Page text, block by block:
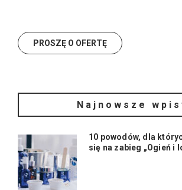
Najnowsze
10 powodów, dla
się na zabieg „Ogień i